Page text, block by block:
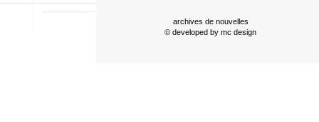
archives de nouvelles
© developed by mc design